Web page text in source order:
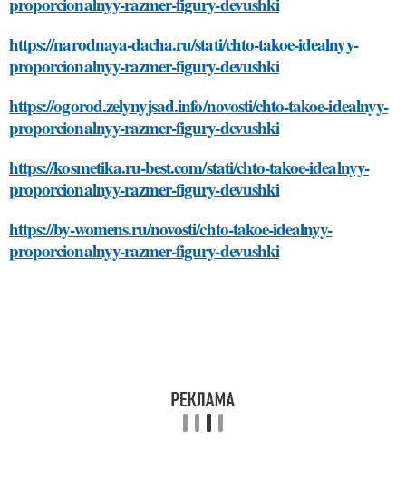
https://narodnaya-dacha.ru/stati/chto-takoe-idealnyy-
proporcionalnyy-razmer-figury-devushki
https://ogorod.zelynyjsad.info/novosti/chto-takoe-idealnyy-
proporcionalnyy-razmer-figury-devushki
https://kosmetika.ru-best.com/stati/chto-takoe-idealnyy-
proporcionalnyy-razmer-figury-devushki
https://by-womens.ru/novosti/chto-takoe-idealnyy-
proporcionalnyy-razmer-figury-devushki